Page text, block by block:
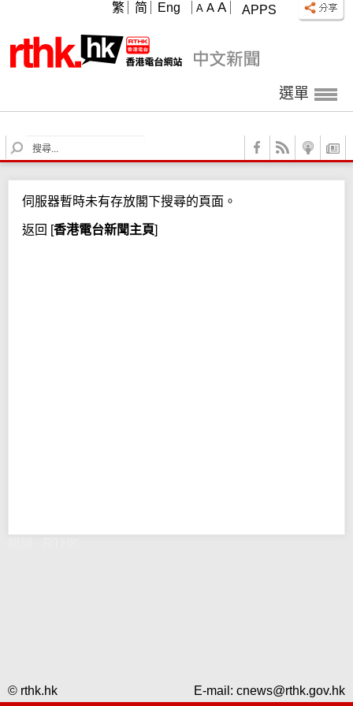
APPS
A A A
繁 简 Eng
選單
S
e
c
h
伺服器暫時未有存放閣下搜尋的頁面。
返回 [香港電台新聞主頁]
© rthk.hk E-mail: cnews@rthk.gov.hk